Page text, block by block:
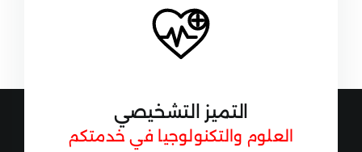
التميز التشخيصي
العلوم والتكنولوجيا في خدمتكم